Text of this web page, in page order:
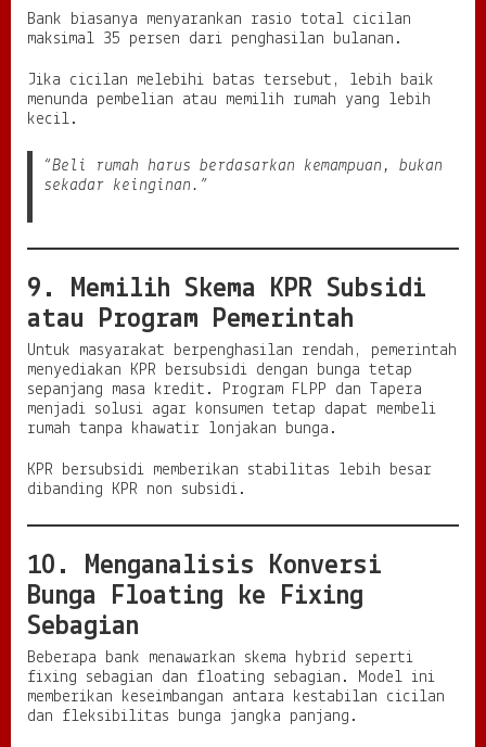
Bank biasanya menyarankan rasio total cicilan
maksimal 35 persen dari penghasilan bulanan.
Jika cicilan melebihi batas tersebut, lebih baik
menunda pembelian atau memilih rumah yang lebih
kecil.
“Beli rumah harus berdasarkan kemampuan, bukan
sekadar keinginan.”
9. Memilih Skema KPR Subsidi
atau Program Pemerintah
Untuk masyarakat berpenghasilan rendah, pemerintah
menyediakan KPR bersubsidi dengan bunga tetap
sepanjang masa kredit. Program FLPP dan Tapera
menjadi solusi agar konsumen tetap dapat membeli
rumah tanpa khawatir lonjakan bunga.
KPR bersubsidi memberikan stabilitas lebih besar
dibanding KPR non subsidi.
10. Menganalisis Konversi
Bunga Floating ke Fixing
Sebagian
Beberapa bank menawarkan skema hybrid seperti
fixing sebagian dan floating sebagian. Model ini
memberikan keseimbangan antara kestabilan cicilan
dan fleksibilitas bunga jangka panjang.